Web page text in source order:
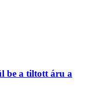
be a tiltott áru a